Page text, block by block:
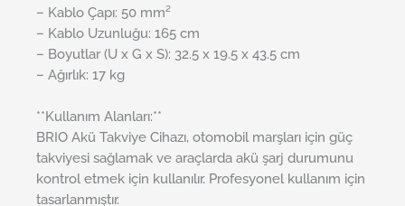
– Kablo Çapı: 50 mm²
– Kablo Uzunluğu: 165 cm
– Boyutlar (U x G x S): 32.5 x 19.5 x 43.5 cm
– Ağırlık: 17 kg
**Kullanım Alanları:**
BRIO Akü Takviye Cihazı, otomobil marşları için güç
takviyesi sağlamak ve araçlarda akü şarj durumunu
kontrol etmek için kullanılır. Profesyonel kullanım için
tasarlanmıştır.